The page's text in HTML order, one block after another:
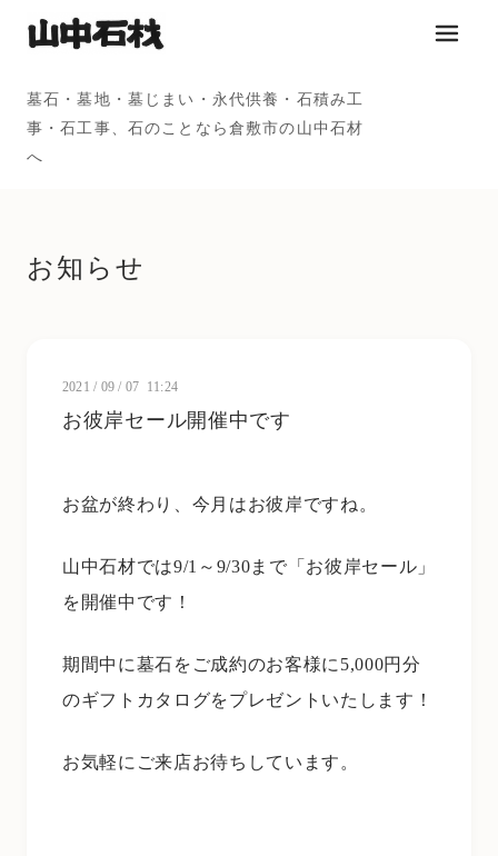
墓石・墓地・墓じまい・永代供養・石積み工
事・石工事、石のことなら倉敷市の山中石材
へ
メニュ
お知らせ
2021 / 09 / 07 11:24
お彼岸セール開催中です
お盆が終わり、今月はお彼岸ですね。
山中石材では9/1～9/30まで「お彼岸セール」
を開催中です！
期間中に墓石をご成約のお客様に5,000円分
のギフトカタログをプレゼントいたします！
お気軽にご来店お待ちしています。